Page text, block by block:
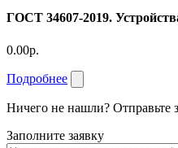
ГОСТ 34607-2019.
0.00р.
Подробнее
Ничего не нашли? Отправьте
Заполните заявку